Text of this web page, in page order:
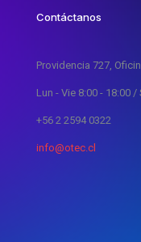
Contáctanos
Providencia 727,
Lun - Vie 8:00 - 18:00 /
+56 2 2594 0322
info@otec.cl